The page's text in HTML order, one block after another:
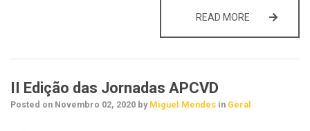
READ MORE RELATÓRIO
II Edição das Jornadas APCVD
Posted on Novembro 02, 2020 by Miguel Mendes in Geral